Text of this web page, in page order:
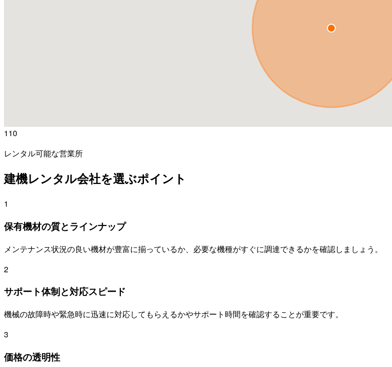
110
レンタル可能な営業所
建機レンタル会社を選ぶポイント
1
保有機材の質とラインナップ
メンテナンス状況の良い機材が豊富に揃っているか、必要な機種がすぐに調達できるかを確認しましょう。
2
サポート体制と対応スピード
機械の故障時や緊急時に迅速に対応してもらえるかやサポート時間を確認することが重要です。
3
価格の透明性